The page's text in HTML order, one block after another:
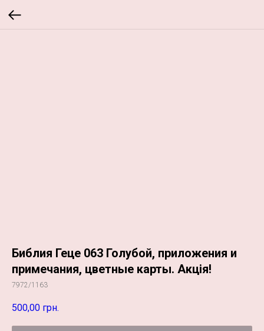
Библия Геце 063 Голубой, приложения и
примечания, цветные карты. Акція!
7972/1163
500,00 грн.